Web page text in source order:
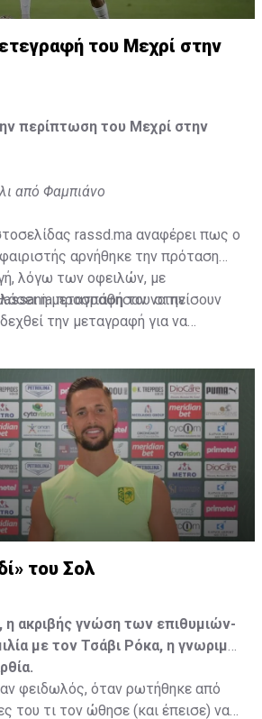
του Μεχρί στην
περίπτωση του Μεχρί στην
από Φαμπιάνο
rassd.ma αναφέρει πως ο
αρνήθηκε την πρόταση
λόγω των οφειλών, με
η μεταγραφή του στην
προσπάθησαν να πείσουν
την μεταγραφή για να
ο παίκτης αρνήθηκε και επέμεινε
του, ώστε να μετακομίσει
νέα ομάδα το τρέχον
του Σολ
ακριβής γνώση των επιθυμιών-
με τον Τσάβι Ρόκα, η γνωριμία
φειδωλός, όταν ρωτήθηκε από
του τι τον ώθησε (και έπεισε) να